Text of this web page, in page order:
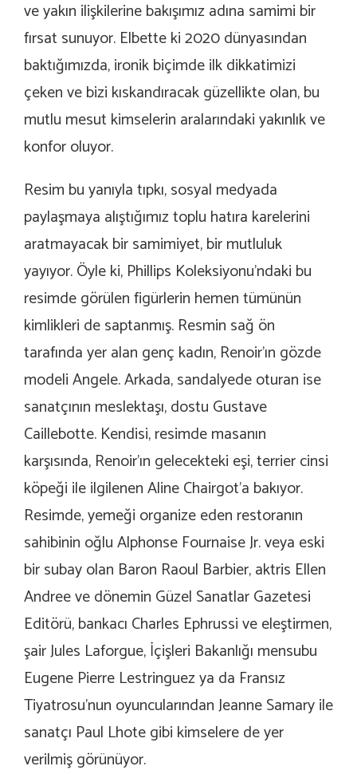
ve yakın ilişkilerine bakışımız adına samimi bir
fırsat sunuyor. Elbette ki 2020 dünyasından
baktığımızda, ironik biçimde ilk dikkatimizi
çeken ve bizi kıskandıracak güzellikte olan, bu
mutlu mesut kimselerin aralarındaki yakınlık ve
konfor oluyor.
Resim bu yanıyla tıpkı, sosyal medyada
paylaşmaya alıştığımız toplu hatıra karelerini
aratmayacak bir samimiyet, bir mutluluk
yayıyor. Öyle ki, Phillips Koleksiyonu’ndaki bu
resimde görülen figürlerin hemen tümünün
kimlikleri de saptanmış. Resmin sağ ön
tarafında yer alan genç kadın, Renoir’ın gözde
modeli Angele. Arkada, sandalyede oturan ise
sanatçının meslektaşı, dostu Gustave
Caillebotte. Kendisi, resimde masanın
karşısında, Renoir’ın gelecekteki eşi, terrier cinsi
köpeği ile ilgilenen Aline Chairgot’a bakıyor.
Resimde, yemeği organize eden restoranın
sahibinin oğlu Alphonse Fournaise Jr. veya eski
bir subay olan Baron Raoul Barbier, aktris Ellen
Andree ve dönemin Güzel Sanatlar Gazetesi
Editörü, bankacı Charles Ephrussi ve eleştirmen,
şair Jules Laforgue, İçişleri Bakanlığı mensubu
Eugene Pierre Lestringuez ya da Fransız
Tiyatrosu’nun oyuncularından Jeanne Samary ile
sanatçı Paul Lhote gibi kimselere de yer
verilmiş görünüyor.